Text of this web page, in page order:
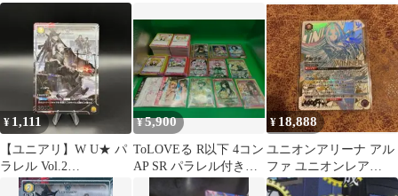
¥ 1,111
【ユニアリ】W U★ パ
ラレル Vol.2
EX/1BW/ARK 2-003
¥5,900
ToLOVEる R以下 4コン
AP SR パラレル付きユ
ニオンアリーナ
¥ 18,888
ユニオンアリーナ アル
ファ ユニオンレア
WINNER プロモ